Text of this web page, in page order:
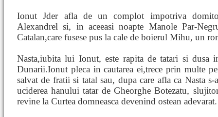
Ionut Jder afla de un complot impotriva
Alexandrel si, in aceeasi noapte Manole Par-
Catalan,care fusese pus la cale de boierul Mihu, un
Nasta,iubita lui Ionut, este rapita de tatari si dusa
Dunarii.Ionut pleca in cautarea ei,trece prin multe
salvat de fratii si tatal sau, dupa care afla ca Nasta
uciderea hanului tatar de Gheorghe Botezatu,
revine la Curtea domneasca devenind ostean adevarat.